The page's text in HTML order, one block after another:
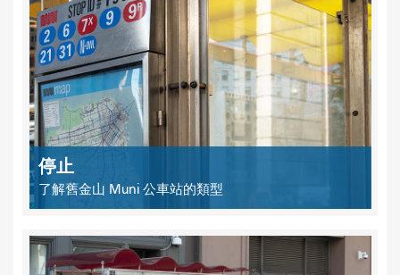
停止
了解舊金山 Muni 公車站的類型